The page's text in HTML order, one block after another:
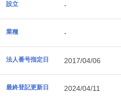
設立 -
業種 -
法人番号指定日 2017/04/06
最終登記更新日 2024/04/11